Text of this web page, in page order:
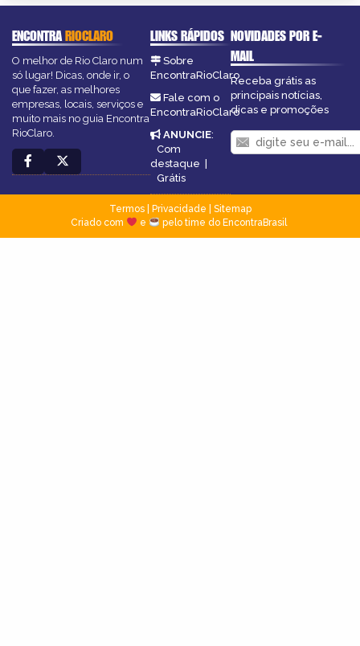
ENCONTRARIOCLARO
O melhor de Rio Claro num
só lugar! Dicas, onde ir, o
que fazer, as melhores
empresas, locais, serviços e
muito mais no guia Encontra
RioClaro.
LINKS RÁPIDOS
Sobre
EncontraRioClaro
Fale com o
EncontraRioClaro
ANUNCIE:
Com
destaque
Grátis
NOVIDADES POR E-
MAIL
Receba grátis as
principais notícias,
dicas e promoções
Termos| Privacidade
Sitemap
Criado com
e pelo time do EncontraBrasil